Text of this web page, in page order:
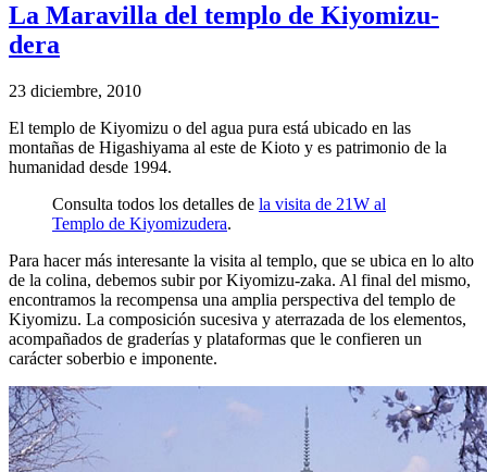
La Maravilla del templo de Kiyomizu-
dera
23 diciembre, 2010
El templo de Kiyomizu o del agua pura está ubicado en las
montañas de Higashiyama al este de Kioto y es patrimonio de la
humanidad desde 1994.
Consulta todos los detalles de la visita de 21W al
Templo de Kiyomizudera.
Para hacer más interesante la visita al templo, que se ubica en lo alto
de la colina, debemos subir por Kiyomizu-zaka. Al final del mismo,
encontramos la recompensa una amplia perspectiva del templo de
Kiyomizu. La composición sucesiva y aterrazada de los elementos,
acompañados de graderías y plataformas que le confieren un
carácter soberbio e imponente.